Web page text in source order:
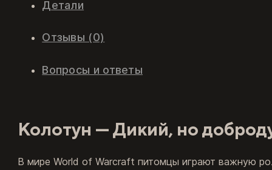
Детали
Отзывы (0)
Вопросы и ответы
Колотун — Дикий, но
В мире World of Warcraft питомцы играют важную